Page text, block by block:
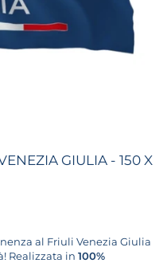
GIULIA - 150 X
al Friuli Venezia Giulia
Realizzata in 100%